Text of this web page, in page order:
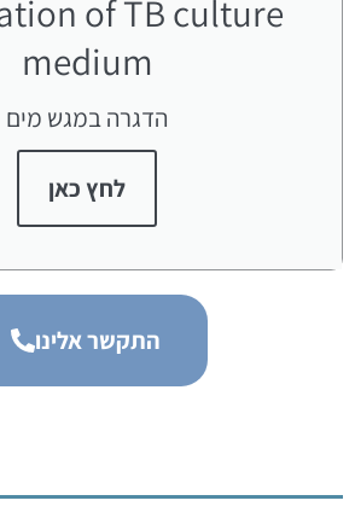
of TB culture
medium
הדגרה במגש מים
לחץ כאן
התקשר אלינו